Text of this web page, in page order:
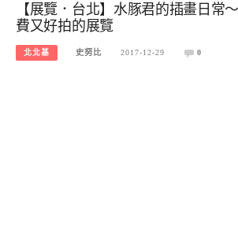
【展覽．台北】水豚君的插畫日常
費又好拍的展覽
北北基 史努比 2017-12-29 0